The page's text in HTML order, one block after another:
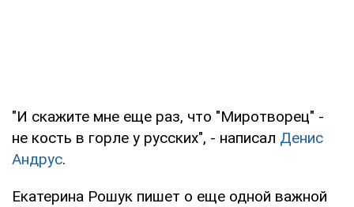
"И скажите мне еще раз, что "Миротворец" -
не кость в горле у русских", - написал Денис
Андрус.
Екатерина Рошук пишет о еще одной важной